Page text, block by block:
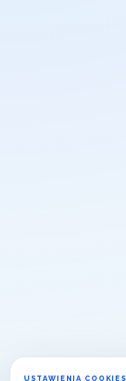
USTAWIENIA COOKIES